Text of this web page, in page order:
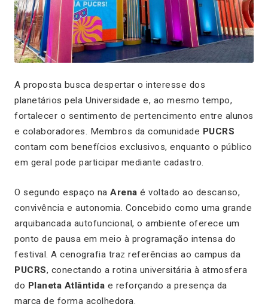
A proposta busca despertar o interesse dos
planetários pela Universidade e, ao mesmo tempo,
fortalecer o sentimento de pertencimento entre alunos
e colaboradores. Membros da comunidade PUCRS
contam com benefícios exclusivos, enquanto o público
em geral pode participar mediante cadastro.
O segundo espaço na Arena é voltado ao descanso,
convivência e autonomia. Concebido como uma grande
arquibancada autofuncional, o ambiente oferece um
ponto de pausa em meio à programação intensa do
festival. A cenografia traz referências ao campus da
PUCRS, conectando a rotina universitária à atmosfera
do Planeta Atlântida e reforçando a presença da
marca de forma acolhedora.